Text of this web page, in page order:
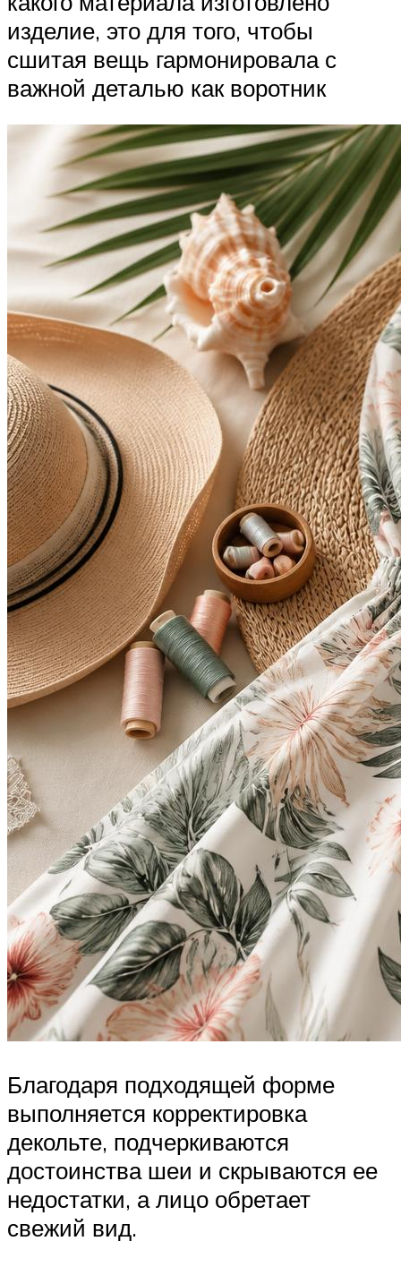
изделие, это для того, чтобы
сшитая вещь гармонировала с
важной деталью как воротник
Благодаря подходящей форме
выполняется корректировка
декольте, подчеркиваются
достоинства шеи и скрываются ее
недостатки, а лицо обретает
свежий вид.